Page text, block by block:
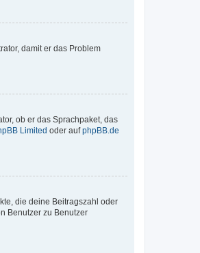
damit er das Problem
ob er das Sprachpaket, das
Limited oder aufphpBB.de
die deine Beitragszahl oder
Benutzer zu Benutzer